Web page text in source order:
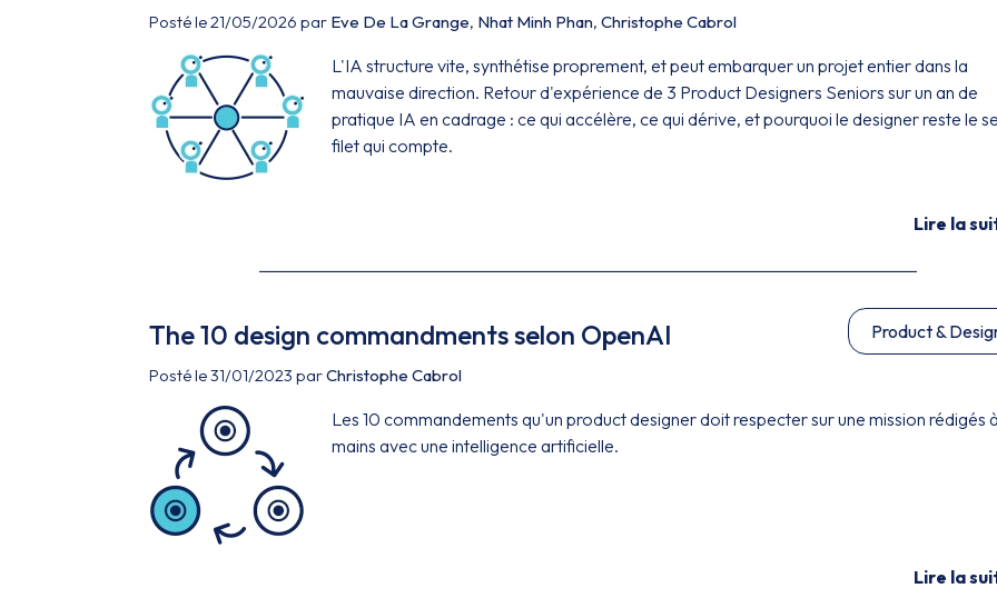
Posté le 21/05/2026 par Eve De La Grange, Nhat Minh Phan, Christophe Cabrol
L'IA structure vite, synthétise proprement, et peut embarquer un projet entier dans la
mauvaise direction. Retour d'expérience de 3 Product Designers Seniors sur un an de
pratique IA en cadrage : ce qui accélère, ce qui dérive, et pourquoi le designer reste le
filet qui compte.
Lire la
The 10 design commandments selon OpenAI Product &
Posté le 31/01/2023 parChristophe Cabrol
Les 10 commandements qu'un product designer doit respecter sur une mission rédigés
mains avec une intelligence artificielle.
Lire la